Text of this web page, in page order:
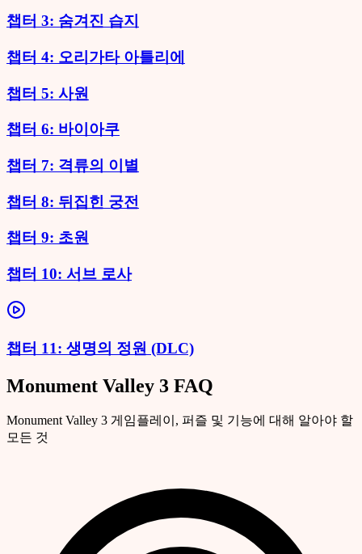
챕터 3: 숨겨진 습지
챕터 4: 오리가타 아틀리에
챕터 5: 사원
챕터 6: 바이아쿠
챕터 7: 격류의 이별
챕터 8: 뒤집힌 궁전
챕터 9: 초원
챕터 10: 서브 로사
챕터 11: 생명의 정원 (DLC)
Monument Valley 3 FAQ
Monument Valley 3 게임플레이, 퍼즐 및 기능에 대해 알아야 할
모든 것